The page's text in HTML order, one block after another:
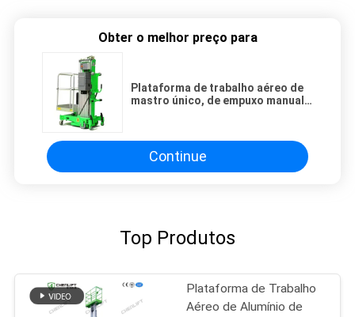
Obter o melhor preço para
Plataforma de trabalho aéreo de
mastro único, de empuxo manual,
Continue
Top Produtos
Plataforma de Trabalho
Aéreo de Alumínio de